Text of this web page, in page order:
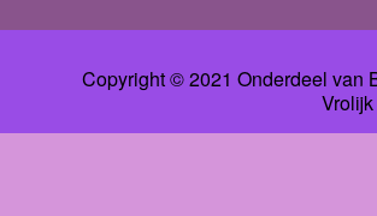
Copyright © 2021 Onderdeel van